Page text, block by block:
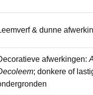
& dunne
afwerkingen:
; donkere of